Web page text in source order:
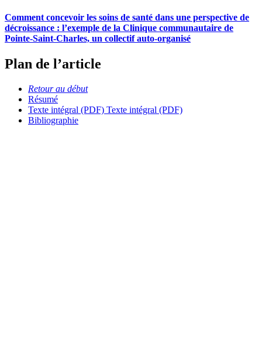
Comment concevoir les soins de santé dans une perspective de
décroissance : l’exemple de la Clinique communautaire de
Pointe-Saint-Charles, un collectif auto-organisé
Plan de l’article
Retour au début
Résumé
Texte intégral (PDF) Texte intégral (PDF)
Bibliographie